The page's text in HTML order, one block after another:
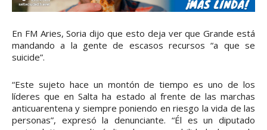
En FM Aries, Soria dijo que esto deja ver que Grande está
mandando a la gente de escasos recursos “a que se
suicide”.
“Este sujeto hace un montón de tiempo es uno de los
líderes que en Salta ha estado al frente de las marchas
anticuarentena y siempre poniendo en riesgo la vida de las
personas”, expresó la denunciante. “Él es un diputado